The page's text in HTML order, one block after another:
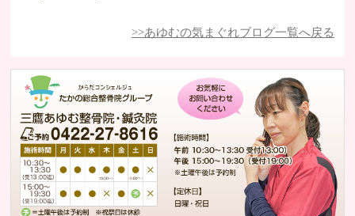
>>あゆむの気まぐれブログ一覧へ戻る